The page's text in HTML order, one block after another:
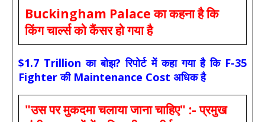
Buckingham Palace का कहना है कि
किंग चार्ल्स को कैंसर हो गया है
$1.7 Trillion का बोझ? रिपोर्ट में कहा गया है कि F-35
Fighter की Maintenance Cost अधिक है
"उस पर मुकदमा चलाया जाना चाहिए" :- प्रमुख